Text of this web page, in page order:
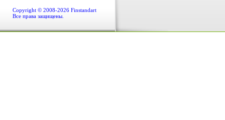
Copyright © 2008-2026 Finstandart
Все права защищены.